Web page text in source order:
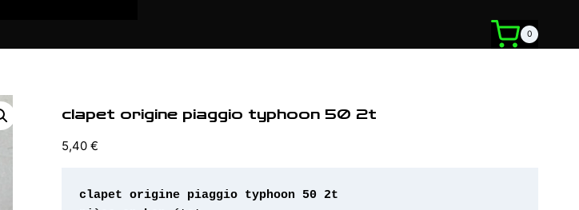
0
clapet origine piaggio typhoon 50 2t
5,40 €